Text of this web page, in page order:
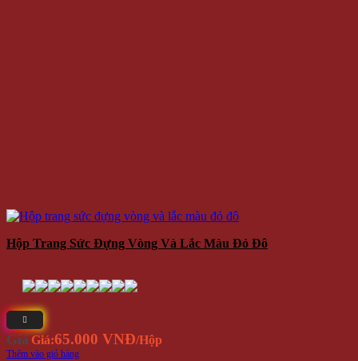
Hộp Trang Sức Đựng Vòng Và Lắc Màu Đỏ Đô
Giá Giá:65.000 VNĐ/Hộp
Thêm vào giỏ hàng